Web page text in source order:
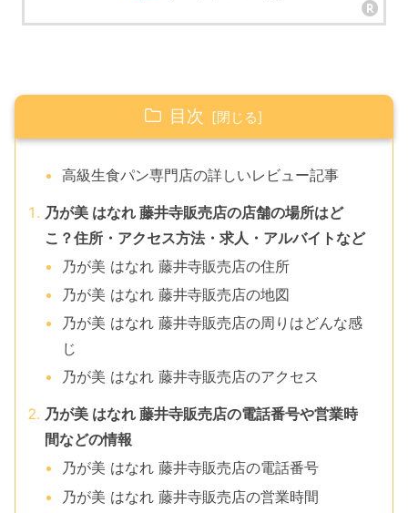
目次
高級生食パン専門店の詳しいレビュー記事
乃が美 はなれ 藤井寺販売店の店舗の場所はど
こ？住所・アクセス方法・求人・アルバイトなど
乃が美 はなれ 藤井寺販売店の住所
乃が美 はなれ 藤井寺販売店の地図
乃が美 はなれ 藤井寺販売店の周りはどんな感
じ
乃が美 はなれ 藤井寺販売店のアクセス
乃が美 はなれ 藤井寺販売店の電話番号や営業時
間などの情報
乃が美 はなれ 藤井寺販売店の電話番号
乃が美 はなれ 藤井寺販売店の営業時間